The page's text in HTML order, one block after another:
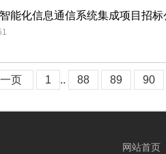
能化信息通信系统集成项目招标
一页 1 .. 88 89 90
网站首页